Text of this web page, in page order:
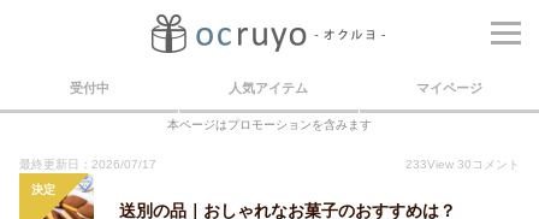
受付中 人気アイテム マイページ
本ページはプロモーションを含みます
最終更新日：2026/07/17 233View 30 コメント
決定
送別の品｜おしゃれなお菓子のおすすめは？